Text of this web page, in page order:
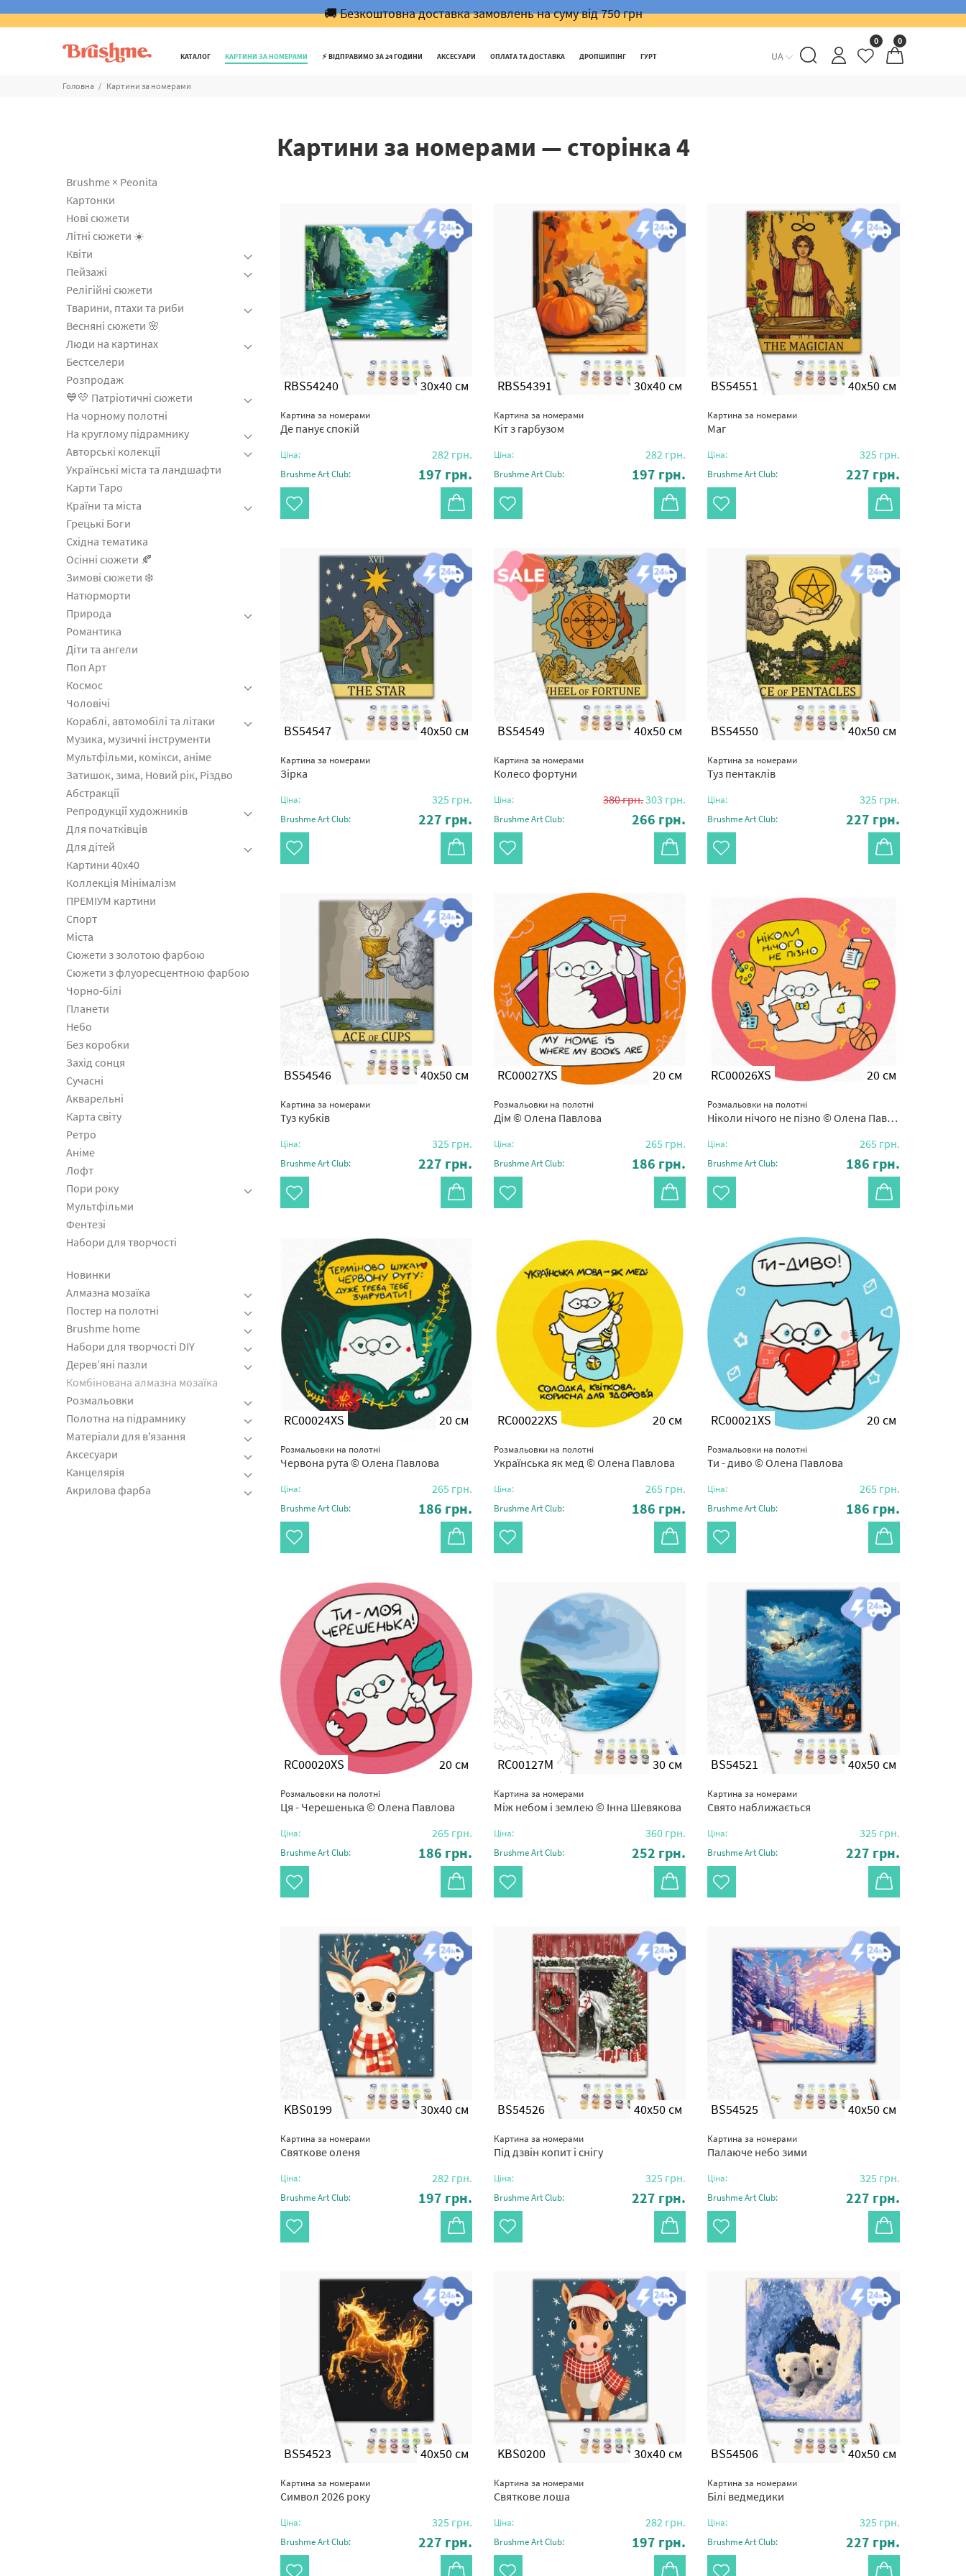
🚚 Безкоштовна доставка замовлень на суму від 750 грн
КАТАЛОГ КАРТИНИ ЗА НОМЕРАМИ ⚡️ ВІДПРАВИМО ЗА 24 ГОДИНИ АКСЕСУАРИ ОПЛАТА ТА ДОСТАВКА ДРОПШИПІНГ ГУРТ UA
0 0
Головна Картини за номерами
Картини за номерами ― сторінка 4
Brushme × Peonita
Картонки
Нові сюжети
Літні сюжети ☀️
Квіти
Пейзажі
Релігійні сюжети
Тварини, птахи та риби
Весняні сюжети 🌸
Люди на картинах
Бестселери
Розпродаж
💙💛 Патріотичні сюжети
На чорному полотні
На круглому підрамнику
Авторські колекції
Українські міста та ландшафти
Карти Таро
Країни та міста
Грецькі Боги
Східна тематика
Осінні сюжети 🍂
Зимові сюжети ❄️
Натюрморти
Природа
Романтика
Діти та ангели
Поп Арт
Космос
Чоловічі
Кораблі, автомобілі та літаки
Музика, музичні інструменти
Мультфільми, комікси, аніме
Затишок, зима, Новий рік, Різдво
Абстракції
Репродукції художників
Для початківців
Для дітей
Картини 40x40
Коллекція Мінімалізм
ПРЕМІУМ картини
Спорт
Міста
Сюжети з золотою фарбою
Сюжети з флуоресцентною фарбою
Чорно-білі
Планети
Небо
Без коробки
Захід сонця
Сучасні
Акварельні
Карта світу
Ретро
Аніме
Лофт
Пори року
Мультфільми
Фентезі
Набори для творчості
Новинки
Алмазна мозаїка
Постер на полотні
Brushme home
Набори для творчості DIY
Дерев’яні пазли
Комбінована алмазна мозаїка
Розмальовки
Полотна на підрамнику
Матеріали для в'язання
Аксесуари
Канцелярія
Акрилова фарба
RBS54240 30x40 см
Картина за номерами
Де панує спокій
Ціна: 282грн.
Brushme Art Club: 197 грн.
RBS54391 30x40 см
Картина за номерами
Кіт з гарбузом
Ціна: 282 грн.
Brushme Art Club: 197 грн.
BS54551 40x50 см
Картина за номерами
Маг
Ціна: 325 грн.
Brushme Art Club: 227 грн.
BS54547 40x50 см
Картина за номерами
Зірка
Ціна: 325 грн.
Brushme Art Club: 227 грн.
BS54549 40x50 см
Картина за номерами
Колесо фортуни
Ціна: 380грн.303 грн.
Brushme Art Club: 266 грн.
BS54550 40x50 см
Картина за номерами
Туз пентаклів
Ціна: 325 грн.
Brushme Art Club: 227 грн.
BS54546 40x50 см
Картина за номерами
Туз кубків
Ціна: 325 грн.
Brushme Art Club: 227 грн.
RC00027XS 20 см
Розмальовки на полотні
Дім © Олена Павлова
Ціна: 265 грн.
Brushme Art Club: 186 грн.
RC00026XS 20 см
Розмальовки на полотні
Ніколи нічого не пізно © Олена Павлова
Ціна: 265 грн.
Brushme Art Club: 186 грн.
RC00024XS 20 см
Розмальовки на полотні
Червона рута © Олена Павлова
Ціна: 265 грн.
Brushme Art Club: 186 грн.
RC00022XS 20 см
Розмальовки на полотні
Українська як мед © Олена Павлова
Ціна: 265 грн.
Brushme Art Club: 186 грн.
RC00021XS 20 см
Розмальовки на полотні
Ти - диво © Олена Павлова
Ціна: 265 грн.
Brushme Art Club: 186 грн.
RC00020XS 20 см
Розмальовки на полотні
Ця - Черешенька © Олена Павлова
Ціна: 265 грн.
Brushme Art Club: 186 грн.
RC00127M 30 см
Картина за номерами
Між небом і землею © Інна Шевякова
Ціна: 360 грн.
Brushme Art Club: 252 грн.
BS54521 40x50 см
Картина за номерами
Свято наближається
Ціна: 325 грн.
Brushme Art Club: 227 грн.
KBS0199 30x40 см
Картина за номерами
Святкове оленя
Ціна: 282 грн.
Brushme Art Club: 197 грн.
BS54526 40x50 см
Картина за номерами
Під дзвін копит і снігу
Ціна: 325 грн.
Brushme Art Club: 227 грн.
BS54525 40x50 см
Картина за номерами
Палаюче небо зими
Ціна: 325 грн.
Brushme Art Club: 227 грн.
BS54523 40x50 см
Картина за номерами
Символ 2026 року
Ціна: 325 грн.
Brushme Art Club: 227 грн.
KBS0200 30x40 см
Картина за номерами
Святкове лоша
Ціна: 282 грн.
Brushme Art Club: 197 грн.
BS54506 40x50 см
Картина за номерами
Білі ведмедики
Ціна: 325 грн.
Brushme Art Club: 227 грн.